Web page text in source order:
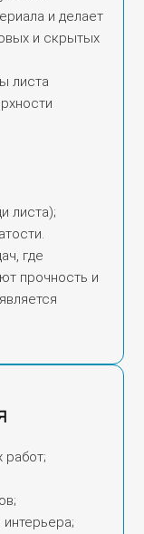
и делает
и скрытых
листа
листа);
где
прочность и
работ;